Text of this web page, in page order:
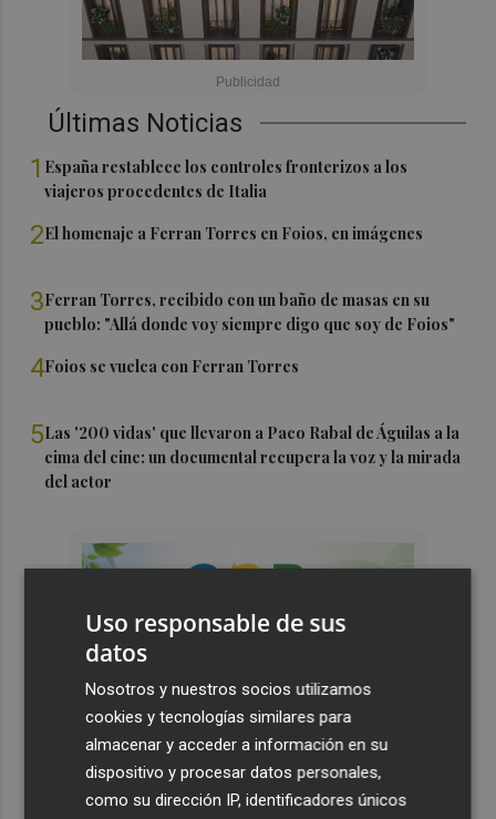
Últimas Noticias
1 España restablece los controles fronterizos a los
viajeros procedentes de Italia
2El homenaje a Ferran Torres en Foios, en imágenes
3Ferran Torres, recibido con un baño de masas en su
pueblo: "Allá donde voy siempre digo que soy de Foios"
4Foios se vuelca con Ferran Torres
5Las '200 vidas' que llevaron a Paco Rabal de Águilas a la
cima del cine: un documental recupera la voz y la mirada
del actor
Uso responsable de sus
datos
Nosotros y nuestros socios utilizamos
cookies y tecnologías similares para
almacenar y acceder a información en su
dispositivo y procesar datos personales,
como su dirección IP, identificadores únicos